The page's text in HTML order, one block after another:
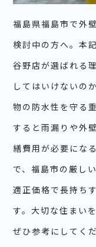
福島県福島市で外
検討中の方へ。本
谷野店が選ばれる
してはいけないの
物の防水性を守る
すると雨漏りや外
繕費用が必要にな
で、福島市の厳し
適正価格で長持ち
す。大切な住まい
ぜひ参考にしてく